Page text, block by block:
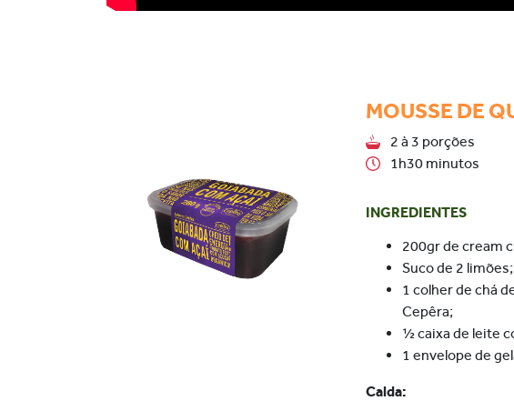
MOUSSE DE
2 à 3 porções
1h30 minutos
INGREDIENTES
200gr de cream
Suco de 2 limões;
1 colher de chá
Cepêra;
½ caixa de leite
1 envelope de
Calda: